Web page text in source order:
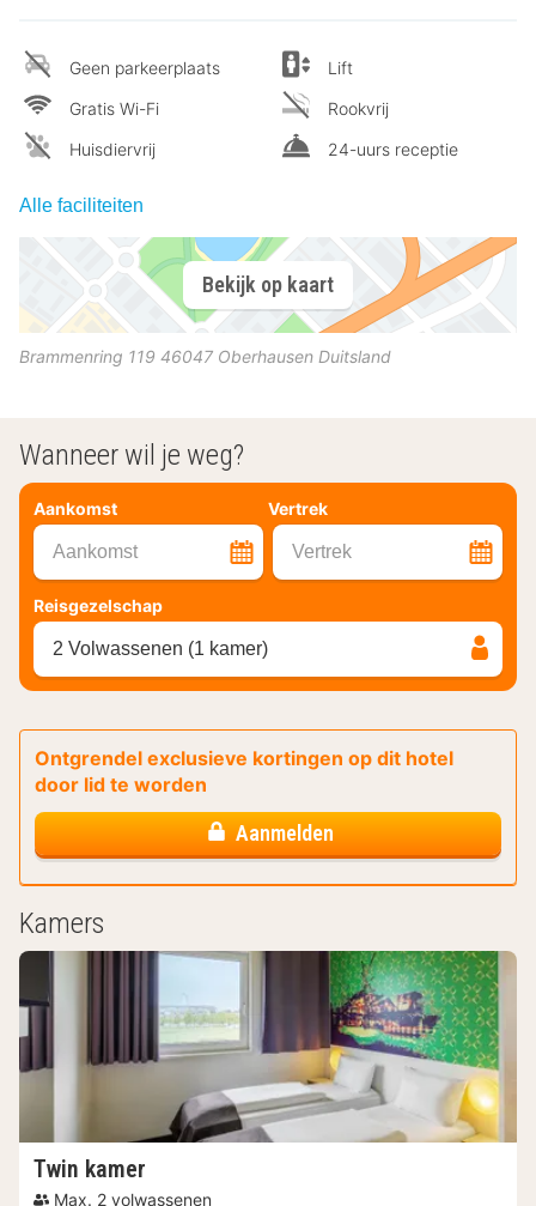
Geen parkeerplaats
Gratis Wi-Fi
Huisdiervrij
Lift
Rookvrij
24-uurs receptie
Alle faciliteiten
Bekijk op kaart
Brammenring 119 46047 Oberhausen Duitsland
Wanneer wil je weg?
Aankomst Vertrek
Aankomst Vertrek
Reisgezelschap
2 Volwassenen (1 kamer)
Ontgrendel exclusieve kortingen op dit hotel
door lid te worden
Aanmelden
Kamers
Twin kamer
Max. 2 volwassenen